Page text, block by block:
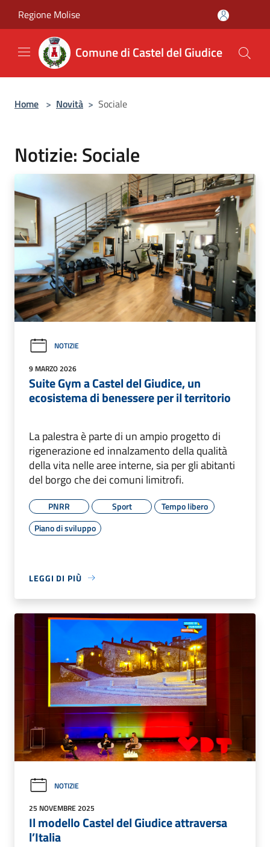
Regione Molise
Comune di Castel del Giudice
Home > Novità > Sociale
Notizie: Sociale
NOTIZIE
9 MARZO 2026
Suite Gym a Castel del Giudice, un
ecosistema di benessere per il territorio
La palestra è parte di un ampio progetto di
rigenerazione ed innalzamento della qualità
della vita nelle aree interne, sia per gli abitanti
del borgo che dei comuni limitrofi.
PNRR Sport
Tempo libero
Piano di sviluppo
LEGGI DI PIÙ
NOTIZIE
25 NOVEMBRE 2025
Il modello Castel del Giudice attraversa
l’Italia